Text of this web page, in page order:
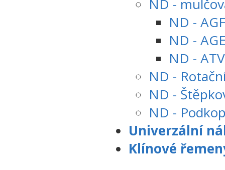
ND -
ND -
ND -
ND - ATV
ND -
ND -
ND -
Univerzální
Klínové